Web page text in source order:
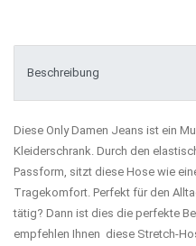
Beschreibung
Diese Only Damen Jeans ist ein
Kleiderschrank. Durch den
Passform, sitzt diese Hose wie
Tragekomfort. Perfekt für den
tätig? Dann ist dies die perfekte
empfehlen Ihnen diese Stretch-